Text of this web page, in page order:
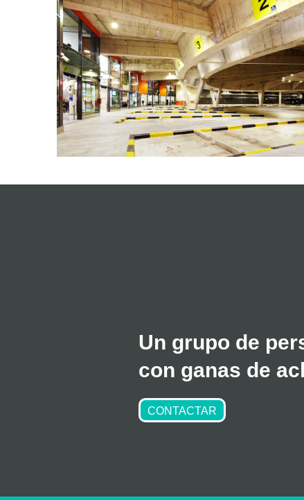
Un grupo de
con ganas de
CONTACTAR